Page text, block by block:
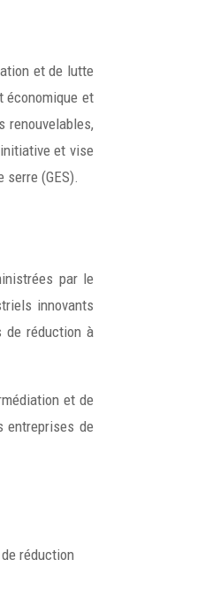
et de lutte
économique et
renouvelables,
et vise
(GES).
par le
innovants
de réduction à
et de
entreprises de
réduction